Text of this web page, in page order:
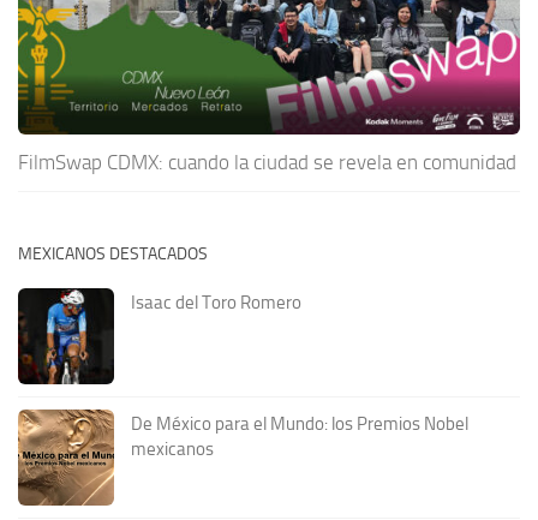
FilmSwap CDMX: cuando la ciudad se revela en comunidad
MEXICANOS DESTACADOS
Isaac del Toro Romero
De México para el Mundo: los Premios Nobel
mexicanos